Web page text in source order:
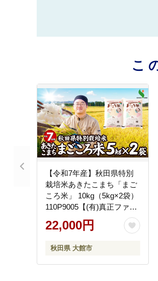
こ
【令和7年産】秋田県特別
栽培米あきたこまち「まご
ころ米」 10kg（5kg×2袋）
110P9005【(有)真正ファー
22,000円
秋田県 大館市